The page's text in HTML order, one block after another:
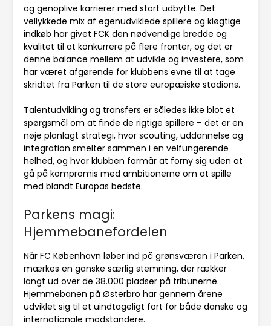
og genoplive karrierer med stort udbytte. Det
vellykkede mix af egenudviklede spillere og kløgtige
indkøb har givet FCK den nødvendige bredde og
kvalitet til at konkurrere på flere fronter, og det er
denne balance mellem at udvikle og investere, som
har været afgørende for klubbens evne til at tage
skridtet fra Parken til de store europæiske stadions.
Talentudvikling og transfers er således ikke blot et
spørgsmål om at finde de rigtige spillere – det er en
nøje planlagt strategi, hvor scouting, uddannelse og
integration smelter sammen i en velfungerende
helhed, og hvor klubben formår at forny sig uden at
gå på kompromis med ambitionerne om at spille
med blandt Europas bedste.
Parkens magi:
Hjemmebanefordelen
Når FC København løber ind på grønsværen i Parken,
mærkes en ganske særlig stemning, der rækker
langt ud over de 38.000 pladser på tribunerne.
Hjemmebanen på Østerbro har gennem årene
udviklet sig til et uindtageligt fort for både danske og
internationale modstandere.